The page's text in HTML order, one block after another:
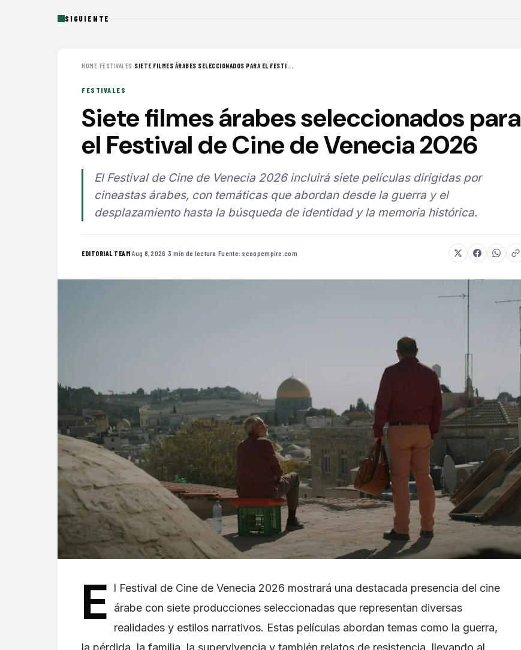
SIGUIENTE
HOME›FESTIVALES ›SIETE FILMES ÁRABES SELECCIONADOS PARA EL FESTI...
FESTIVALES
Siete filmes árabes seleccionados para
el Festival de Cine de Venecia 2026
El Festival de Cine de Venecia 2026 incluirá siete películas dirigidas por
cineastas árabes, con temáticas que abordan desde la guerra y el
desplazamiento hasta la búsqueda de identidad y la memoria histórica.
EDITORIAL TEAM·Aug 8, 2026 ·3 min de lectura ·Fuente: scoopempire.com
E
l Festival de Cine de Venecia 2026 mostrará una destacada presencia del cine
árabe con siete producciones seleccionadas que representan diversas
realidades y estilos narrativos. Estas películas abordan temas como la guerra,
la pérdida, la familia, la supervivencia y también relatos de resistencia, llevando al